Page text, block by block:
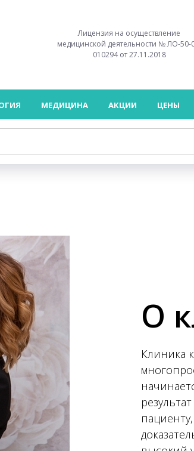
Лицензия на осуществление
медицинской деятельности № ЛО-50-
010294 от 27.11.2018
МЕДИЦИНА АКЦИИ ЦЕНЫ
О
Клиника